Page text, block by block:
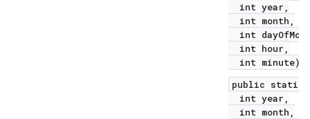
int year,
int month,
int
int hour,
int minute)
public static
int year,
int month,